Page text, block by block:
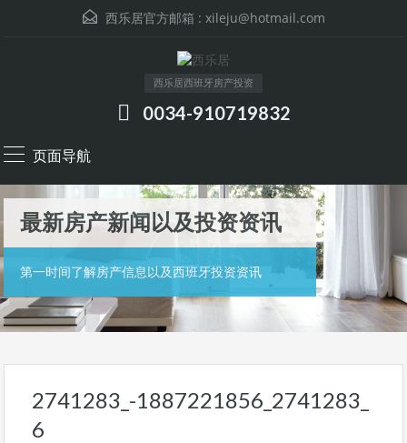
西乐居官方邮箱 : xileju@hotmail.com
西乐居西班牙房产投资
0034-910719832
页面导航
最新房产新闻以及投资资讯
第一时间了解房产信息以及西班牙投资资讯
2741283_-1887221856_2741283_
6